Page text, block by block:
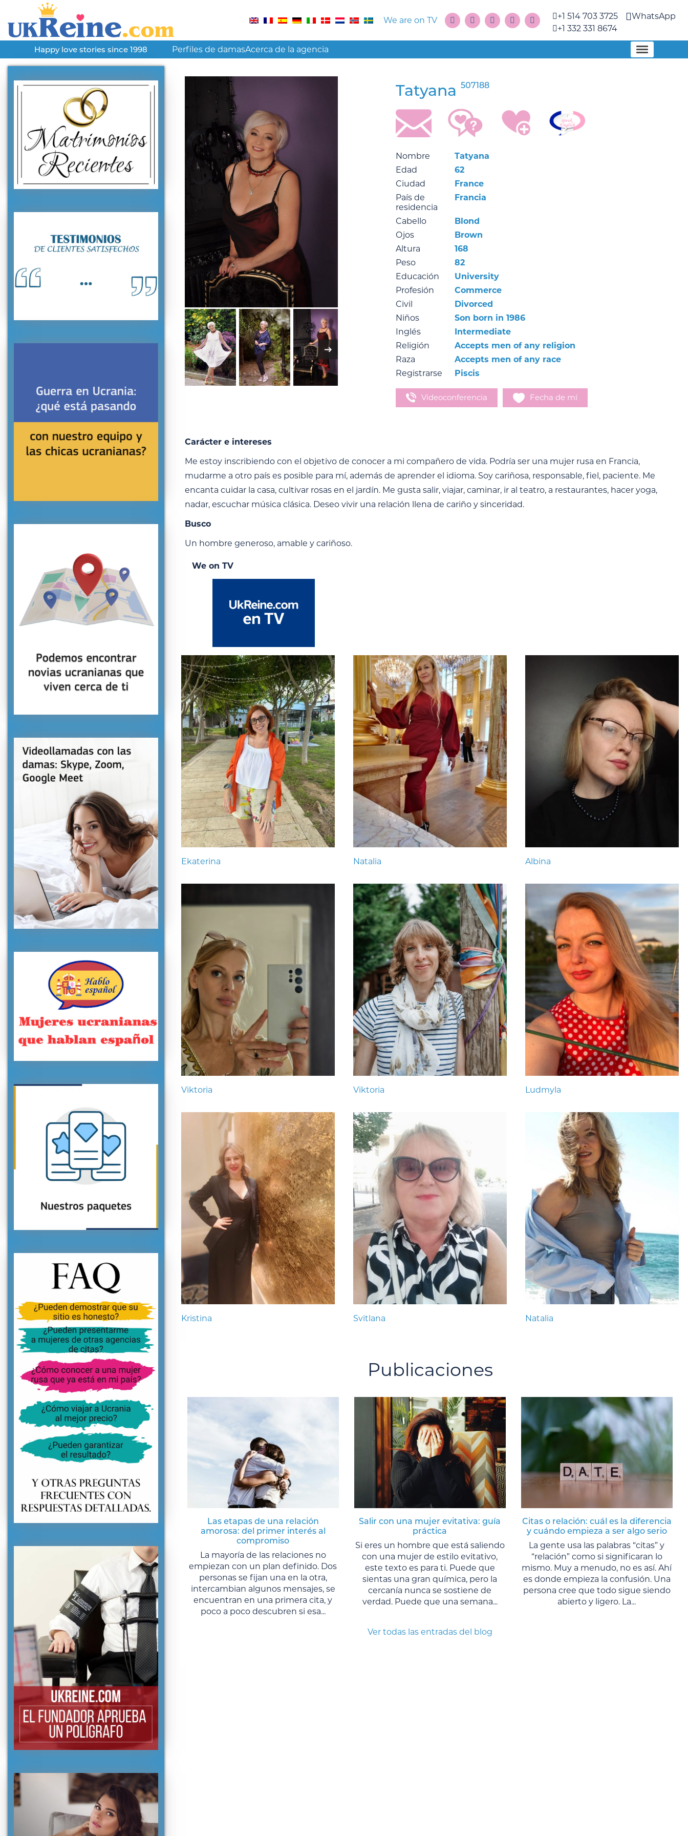
We are on TV
+1 514 703 3725
+1 332 331 8674
WhatsApp
Happy love stories since 1998 Perfiles de damasAcerca de la agencia
Tatyana 507188
Nombre
Tatyana
Edad
62
Ciudad
France
País de
residencia
Francia
Cabello
Blond
Ojos
Brown
Altura
168
Peso
82
Educación
University
Profesión
Commerce
Civil
Divorced
Niños
Son born in 1986
Inglés
Intermediate
Religión
Accepts men of any religion
Raza
Accepts men of any race
Registrarse
Piscis
Videoconferencia Fecha de mí
Carácter e intereses
Me estoy inscribiendo con el objetivo de conocer a mi compañero de vida. Podría ser una mujer rusa en Francia,
mudarme a otro país es posible para mí, además de aprender el idioma. Soy cariñosa, responsable, fiel, paciente. Me
encanta cuidar la casa, cultivar rosas en el jardín. Me gusta salir, viajar, caminar, ir al teatro, a restaurantes, hacer yoga,
nadar, escuchar música clásica. Deseo vivir una relación llena de cariño y sinceridad.
Busco
Un hombre generoso, amable y cariñoso.
We on TV
Ekaterina Natalia Albina
Viktoria Viktoria Ludmyla
Kristina Svitlana Natalia
Publicaciones
Las etapas de una relación
amorosa: del primer interés al
compromiso
La mayoría de las relaciones no
empiezan con un plan definido. Dos
personas se fijan una en la otra,
intercambian algunos mensajes, se
encuentran en una primera cita, y
poco a poco descubren si esa...
Salir con una mujer evitativa: guía
práctica
Si eres un hombre que está saliendo
con una mujer de estilo evitativo,
este texto es para ti. Puede que
sientas una gran química, pero la
cercanía nunca se sostiene de
verdad. Puede que una semana...
Citas o relación: cuál es la diferencia
y cuándo empieza a ser algo serio
La gente usa las palabras “citas” y
“relación” como si significaran lo
mismo. Muy a menudo, no es así. Ahí
es donde empieza la confusión. Una
persona cree que todo sigue siendo
abierto y ligero. La...
Ver todas las entradas del blog